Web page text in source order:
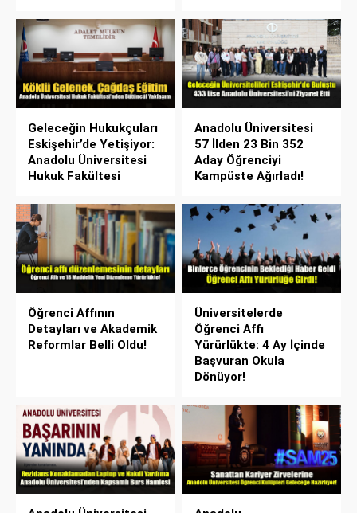
Geleceğin Hukukçuları
Eskişehir’de Yetişiyor:
Anadolu Üniversitesi
Hukuk Fakültesi
Anadolu Üniversitesi
57 İlden 23 Bin 352
Aday Öğrenciyi
Kampüste Ağırladı!
Öğrenci Affının
Detayları ve Akademik
Reformlar Belli Oldu!
Üniversitelerde
Öğrenci Affı
Yürürlükte: 4 Ay İçinde
Başvuran Okula
Dönüyor!